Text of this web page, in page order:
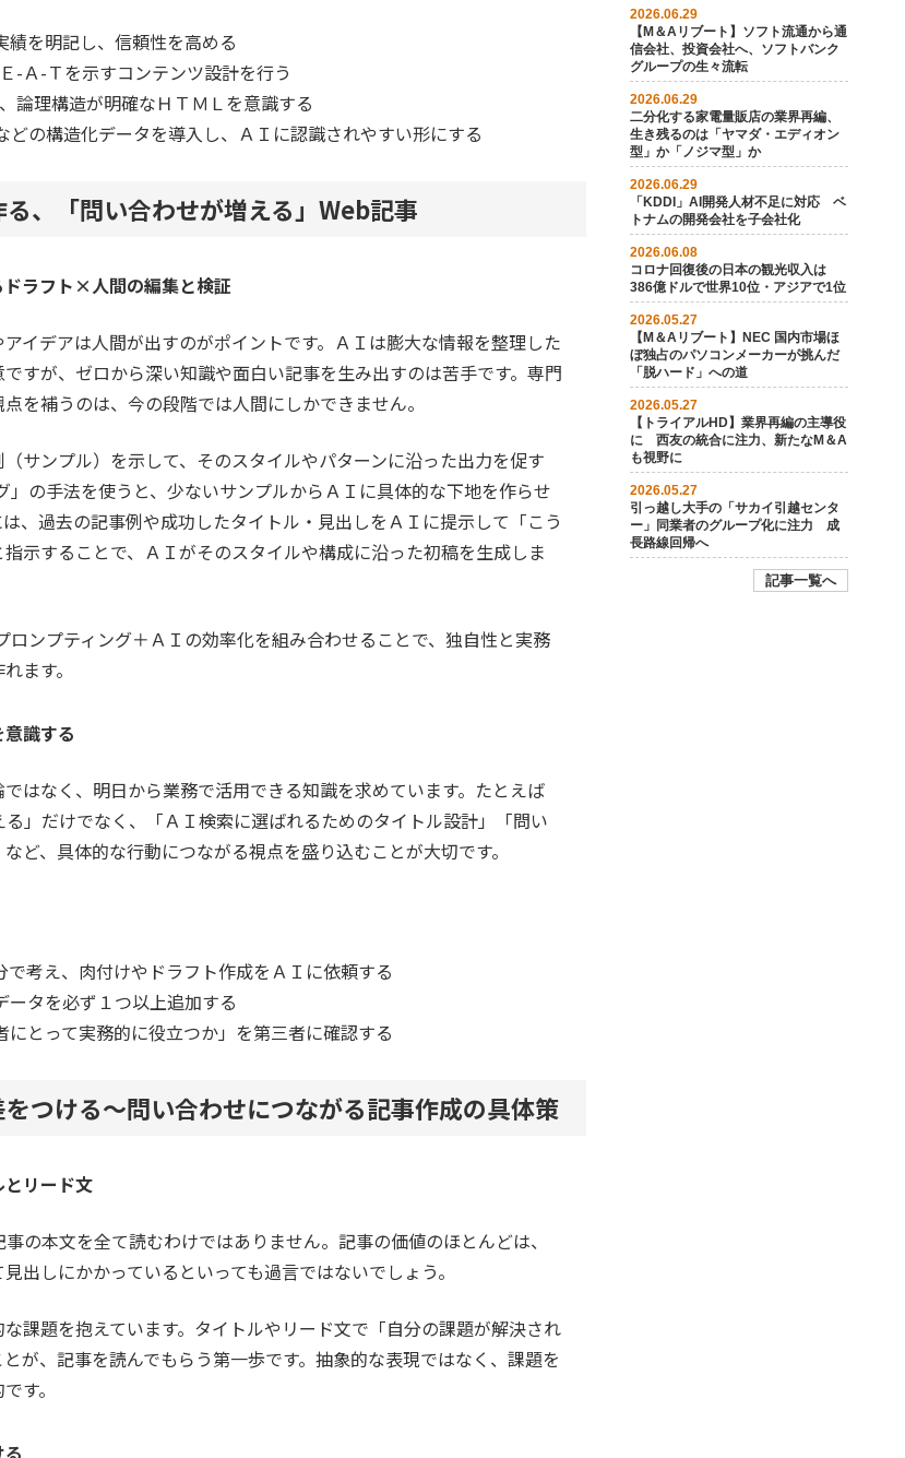
を明記し、信頼性を高める
-Ａ-Ｔを示すコンテンツ設計を行う
論理構造が明確なＨＴＭＬを意識する
どの構造化データを導入し、ＡＩに認識されやすい形にする
、「問い合わせが増える」Web記事
ラフト×人間の編集と検証
イデアは人間が出すのがポイントです。ＡＩは膨大な情報を整理した
すが、ゼロから深い知識や面白い記事を生み出すのは苦手です。専門
を補うのは、今の段階では人間にしかできません。
サンプル）を示して、そのスタイルやパターンに沿った出力を促す
」の手法を使うと、少ないサンプルからＡＩに具体的な下地を作らせ
、過去の記事例や成功したタイトル・見出しをＡＩに提示して「こう
示することで、ＡＩがそのスタイルや構成に沿った初稿を生成しま
ンプティング＋ＡＩの効率化を組み合わせることで、独自性と実務
ます。
識する
はなく、明日から業務で活用できる知識を求めています。たとえば
る」だけでなく、「ＡＩ検索に選ばれるためのタイトル設計」「問い
ど、具体的な行動につながる視点を盛り込むことが大切です。
考え、肉付けやドラフト作成をＡＩに依頼する
タを必ず１つ以上追加する
とって実務的に役立つか」を第三者に確認する
つける～問い合わせにつながる記事作成の具体策
とリード文
の本文を全て読むわけではありません。記事の価値のほとんどは、
出しにかかっているといっても過言ではないでしょう。
課題を抱えています。タイトルやリード文で「自分の課題が解決され
が、記事を読んでもらう第一歩です。抽象的な表現ではなく、課題を
す。
2026.06.29
【M＆Aリブート】ソフト流通から通
信会社、投資会社へ、ソフトバンク
グループの生々流転
2026.06.29
二分化する家電量販店の業界再編、
生き残るのは「ヤマダ・エディオン
型」か「ノジマ型」か
2026.06.29
「KDDI」AI開発人材不足に対応 ベ
トナムの開発会社を子会社化
2026.06.08
コロナ回復後の日本の観光収入は
386億ドルで世界10位・アジアで1位
2026.05.27
【M＆A リブート】NEC 国内市場ほ
ぼ独占のパソコンメーカーが挑んだ
「脱ハード」への道
2026.05.27
【トライアルHD】業界再編の主導役
に 西友の統合に注力、新たなM＆A
も視野に
2026.05.27
引っ越し大手の「サカイ引越センタ
ー」同業者のグループ化に注力 成
長路線回帰へ
記事一覧へ